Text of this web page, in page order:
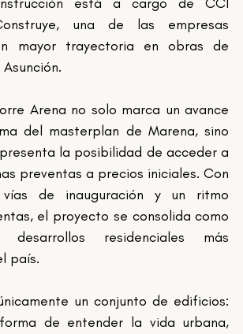
está a cargo de CCI
una de las empresas
mayor trayectoria en obras de
Arena no solo marca un avance
del masterplan de Marena, sino
la posibilidad de acceder a
preventas a precios iniciales. Con
de inauguración y un ritmo
el proyecto se consolida como
residenciales más
país.
un conjunto de edificios:
de entender la vida urbana,